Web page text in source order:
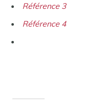
Référence 3
Référence 4